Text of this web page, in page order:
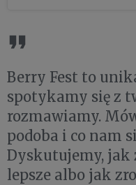
Berry Fest to
spotykamy się z
rozmawiamy.
podoba i co nam
Dyskutujemy, jak
lepsze albo jak